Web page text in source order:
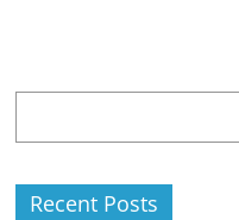
Recent Posts